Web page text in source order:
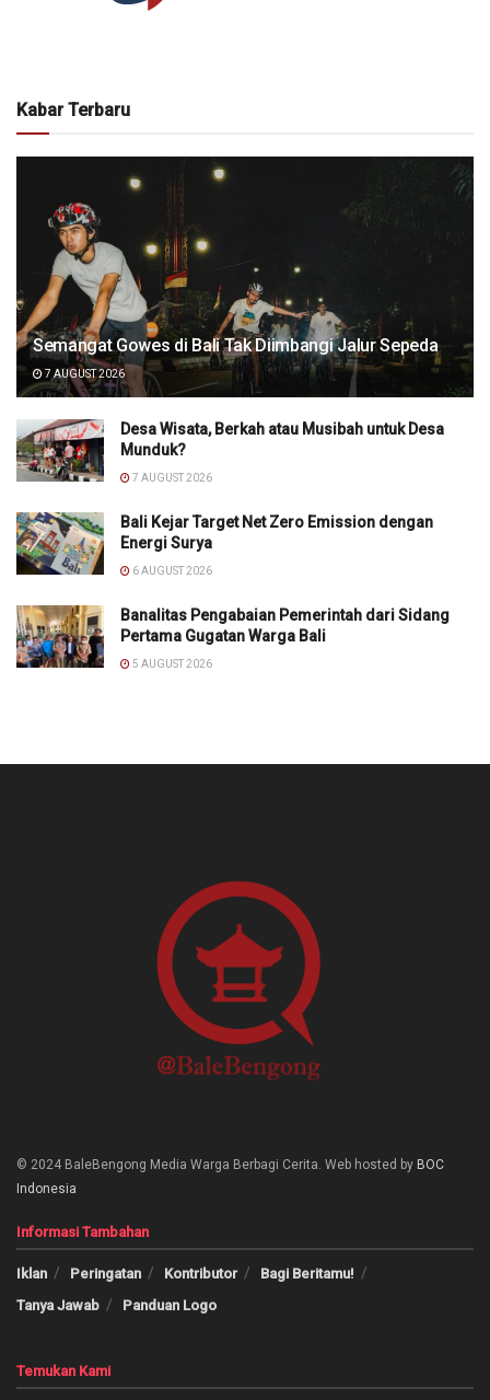
Kabar Terbaru
Semangat Gowes di Bali Tak Diimbangi Jalur Sepeda
7 AUGUST 2026
Desa Wisata, Berkah atau Musibah untuk Desa
Munduk?
7 AUGUST 2026
Bali Kejar Target Net Zero Emission dengan
Energi Surya
6 AUGUST 2026
Banalitas Pengabaian Pemerintah dari Sidang
Pertama Gugatan Warga Bali
5 AUGUST 2026
© 2024 BaleBengong Media Warga Berbagi Cerita. Web hosted by BOC
Indonesia
Informasi Tambahan
Iklan Peringatan Kontributor
Bagi Beritamu!
Tanya Jawab
Panduan Logo
Temukan Kami